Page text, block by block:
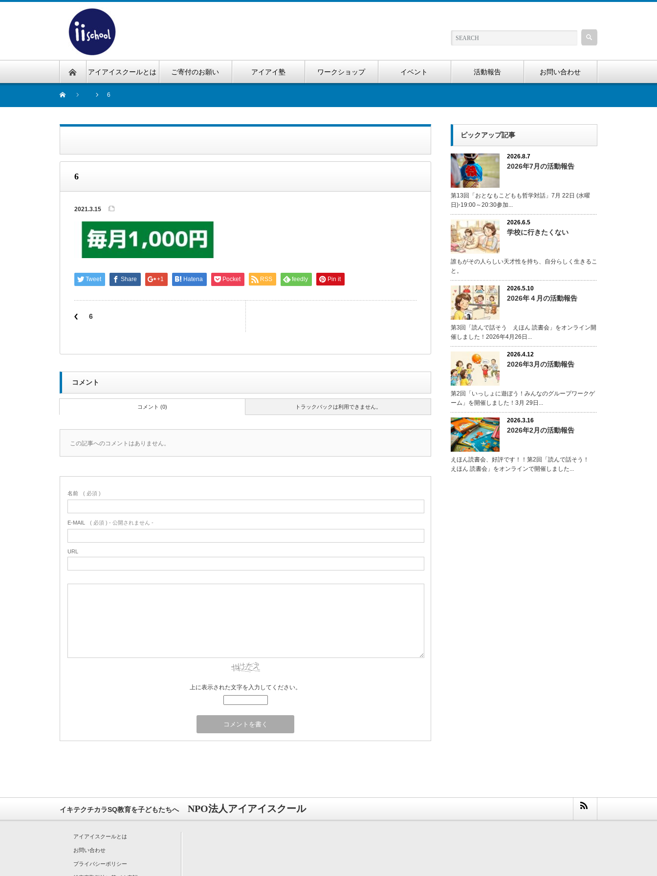
アイアイスクールとは ご寄付のお願い アイアイ塾 ワークショップ イベント 活動報告 お問い合わせ
6
6
2021.3.15
Tweet Share +1 Hatena Pocket RSS feedly Pin it
6
コメント
トラックバックは利用できません。
コメント (0)
この記事へのコメントはありません。
名前 ( 必須 )
E-MAIL ( 必須 ) - 公開されません -
URL
上に表示された文字を入力してください。
ピックアップ記事
2026.8.7
2026年7月の活動報告
第13回「おとなもこどもも哲学対話」7月 22日 (水曜
日)⋅19:00～20:30参加...
2026.6.5
学校に行きたくない
誰もがその人らしい天才性を持ち、自分らしく生きるこ
と。
2026.5.10
2026年４月の活動報告
第3回「読んで話そう えほん 読書会」をオンライン開
催しました！2026年4月26日...
2026.4.12
2026年3月の活動報告
第2回「いっしょに遊ぼう！みんなのグループワークゲ
ーム」を開催しました！3月 29日...
2026.3.16
2026年2月の活動報告
えほん読書会、好評です！！第2回「読んで話そう！
えほん 読書会」をオンラインで開催しました...
イキテクチカラSQ教育を子どもたちへ NPO法人アイアイスクール
アイアイスクールとは
お問い合わせ
プライバシーポリシー